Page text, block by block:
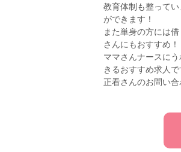
教育体制も整って
ができます！
また単身の方には
さんにもおすすめ！
ママさんナースに
きるおすすめ求人で
正看さんのお問い